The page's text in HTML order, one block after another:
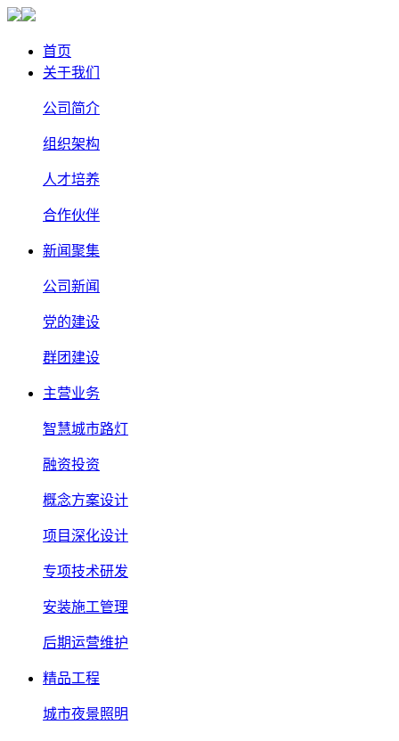
首页
关于我们
公司简介
组织架构
人才培养
合作伙伴
新闻聚集
公司新闻
党的建设
群团建设
主营业务
智慧城市路灯
融资投资
概念方案设计
项目深化设计
专项技术研发
安装施工管理
后期运营维护
精品工程
城市夜景照明